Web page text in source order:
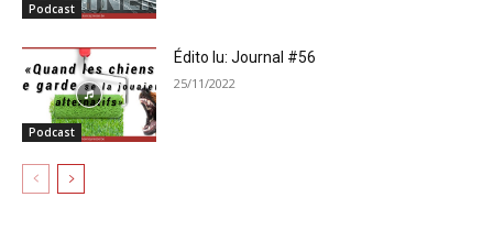
Podcast
Podcast
Édito lu: Journal #56
25/11/2022